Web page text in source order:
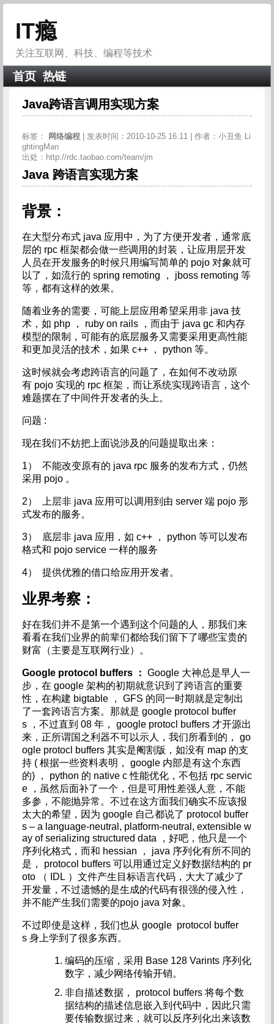
IT瘾
关注互联网、科技、编程等技术
首页 热链
Java跨语言调用实现方案
标签： 网络编程
| 发表时间：2010-10-25 16:11 | 作者：小丑鱼 Li
ghtingMan
出处：http://rdc.taobao.com/team/jm
Java 跨语言实现方案
背景：
在大型分布式 java 应用中，为了方便开发者，通常底
层的 rpc 框架都会做一些调用的封装，让应用层开发
人员在开发服务的时候只用编写简单的 pojo 对象就可
以了，如流行的 spring remoting ， jboss remoting 等
等，都有这样的效果。
随着业务的需要，可能上层应用希望采用非 java 技
术，如 php ， ruby on rails ，而由于 java gc 和内存
模型的限制，可能有的底层服务又需要采用更高性能
和更加灵活的技术，如果 c++ ， python 等。
这时候就会考虑跨语言的问题了，在如何不改动原
有 pojo 实现的 rpc 框架，而让系统实现跨语言，这个
难题摆在了中间件开发者的头上。
问题 :
现在我们不妨把上面说涉及的问题提取出来：
1） 不能改变原有的 java rpc 服务的发布方式，仍然
采用 pojo 。
2） 上层非 java 应用可以调用到由 server 端 pojo 形
式发布的服务。
3） 底层非 java 应用，如 c++ ， python 等可以发布
格式和 pojo service 一样的服务
4） 提供优雅的借口给应用开发者。
业界考察：
好在我们并不是第一个遇到这个问题的人，那我们来
看看在我们业界的前辈们都给我们留下了哪些宝贵的
财富（主要是互联网行业）。
Google protocol buffers ： Google 大神总是早人一
步，在 google 架构的初期就意识到了跨语言的重要
性，在构建 bigtable ， GFS 的同一时期就是定制出
了一套跨语言方案。那就是 google protocol buffer
s ，不过直到 08 年， google protocl buffers 才开源出
来，正所谓国之利器不可以示人，我们所看到的， go
ogle protocl buffers 其实是阉割版，如没有 map 的支
持 ( 根据一些资料表明， google 内部是有这个东西
的) ， python 的 native c 性能优化，不包括 rpc servic
e ，虽然后面补了一个，但是可用性差强人意，不能
多参，不能抛异常。不过在这方面我们确实不应该报
太大的希望，因为 google 自己都说了 protocol buffer
s – a language-neutral, platform-neutral, extensible w
ay of serializing structured data ，好吧，他只是一个
序列化格式，而和 hessian ， java 序列化有所不同的
是， protocol buffers 可以用通过定义好数据结构的 pr
oto （ IDL ）文件产生目标语言代码，大大了减少了
开发量，不过遗憾的是生成的代码有很强的侵入性，
并不能产生我们需要的pojo java 对象。
不过即使是这样，我们也从 google protocol buffer
s 身上学到了很多东西。
编码的压缩，采用 Base 128 Varints 序列化
数字，减少网络传输开销。
非自描述数据， protocol buffers 将每个数
据结构的描述信息嵌入到代码中，因此只需
要传输数据过来，就可以反序列化出来该数